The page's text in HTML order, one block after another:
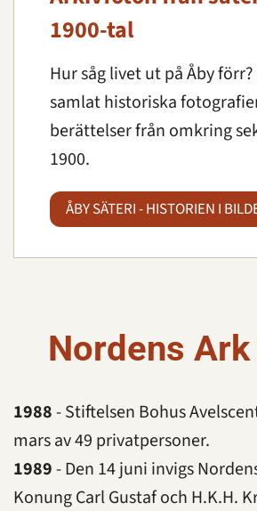
1900-tal
Hur såg livet ut på Åby
samlat historiska
berättelser från omkring
1900.
ÅBY SÄTERI - HISTORIEN I
Nordens
1988- Stiftelsen Bohus
mars av 49 privatpersoner.
1989- Den 14 juni invigs
Konung Carl Gustaf och H.K.H.